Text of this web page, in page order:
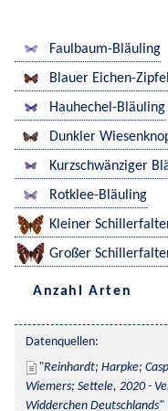
Faulbaum-Bläuling
Blauer Eichen-
Hauhechel-Bläuling
Dunkler
Kurzschwänziger
Rotklee-Bläuling
Kleiner
Großer
Anzahl Arten
Datenquellen:
Reinhardt; Harpke;
Wiemers; Settele, 2020 -
Widderchen Deutschlands